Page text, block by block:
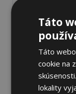
K odberu na17
153,69 €
Táto
Táto
cookie na
lokality